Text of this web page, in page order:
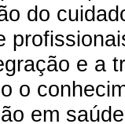
do
e a
o
em